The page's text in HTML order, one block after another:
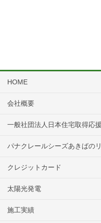
HOME
会社概要
一般社団法人日本住宅取得応
パナクレールシーズあきばの
クレジットカード
太陽光発電
施工実績